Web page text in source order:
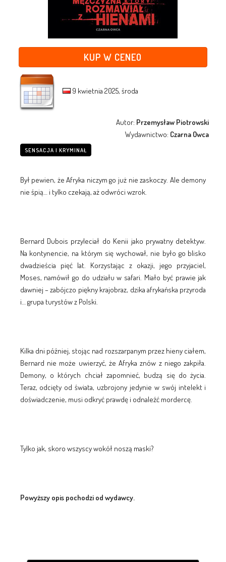
KUP W CENEO
9 kwietnia 2025, środa
Autor: Przemysław Piotrowski
Wydawnictwo: Czarna Owca
SENSACJA I KRYMINAŁ
Był pewien, że Afryka niczym go już nie zaskoczy. Ale demony
nie śpią… i tylko czekają, aż odwróci wzrok.
Bernard Dubois przyleciał do Kenii jako prywatny detektyw.
Na kontynencie, na którym się wychował, nie było go blisko
dwadzieścia pięć lat. Korzystając z okazji, jego przyjaciel,
Moses, namówił go do udziału w safari. Miało być prawie jak
dawniej – zabójczo piękny krajobraz, dzika afrykańska przyroda
i… grupa turystów z Polski.
Kilka dni później, stojąc nad rozszarpanym przez hieny ciałem,
Bernard nie może uwierzyć, że Afryka znów z niego zakpiła.
Demony, o których chciał zapomnieć, budzą się do życia.
Teraz, odcięty od świata, uzbrojony jedynie w swój intelekt i
doświadczenie, musi odkryć prawdę i odnaleźć mordercę.
Tylko jak, skoro wszyscy wokół noszą maski?
Powyższy opis pochodzi od wydawcy.